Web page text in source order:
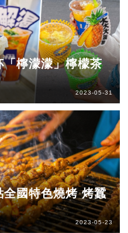
檸濛濛」檸檬茶
2023-05-31
國特色燒烤 烤蠶
2023-05-23